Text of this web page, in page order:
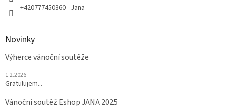
+420777450360 - Jana
Novinky
Výherce vánoční soutěže
1.2.2026
Gratulujem...
Vánoční soutěž Eshop JANA 2025